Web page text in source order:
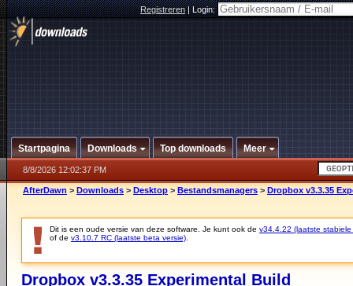
Registreren|Login:
Startpagina Downloads Top downloads Meer
8/8/2026 12:02:37 PM
AfterDawn > Downloads > Desktop > Bestandsmanagers > Dropbox v3.3.35
Dit is een oude versie van deze software. Je kunt ook de v34.4.22 (laatste stabiele
of de v3.10.7 RC (laatste beta versie)
Dropbox v3.3.35 Experimental Build